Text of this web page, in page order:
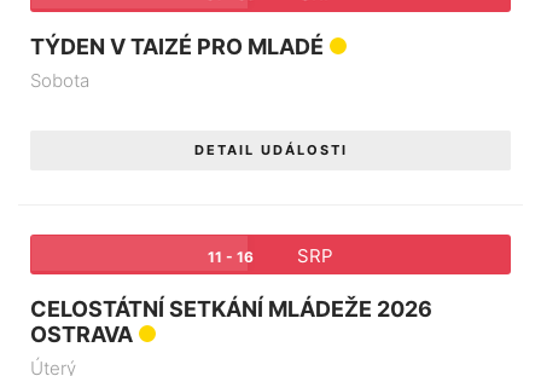
TÝDEN V TAIZÉ PRO MLADÉ
Sobota
DETAIL UDÁLOSTI
11 - 16 SRP
CELOSTÁTNÍ SETKÁNÍ MLÁDEŽE 2026
OSTRAVA
Úterý